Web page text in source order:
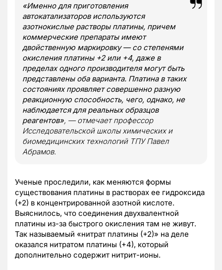
«Именно для приготовления
автокатализаторов используются
азотнокислые растворы платины, причем
коммерческие препараты имеют
двойственную маркировку — со степенями
окисления платины +2 или +4, даже в
пределах одного производителя могут быть
представлены оба варианта. Платина в таких
состояниях проявляет совершенно разную
реакционную способность, чего, однако, не
наблюдается для реальных образцов
реагентов», — отмечает профессор
Исследовательской школы химических и
биомедицинских технологий ТПУ Павел
Абрамов.
Ученые проследили, как меняются формы
существования платины в растворах ее гидроксида
(+2) в концентрированной азотной кислоте.
Выяснилось, что соединения двухвалентной
платины из-за быстрого окисления там не живут.
Так называемый «нитрат платины (+2)» на деле
оказался нитратом платины (+4), который
дополнительно содержит нитрит-ионы.